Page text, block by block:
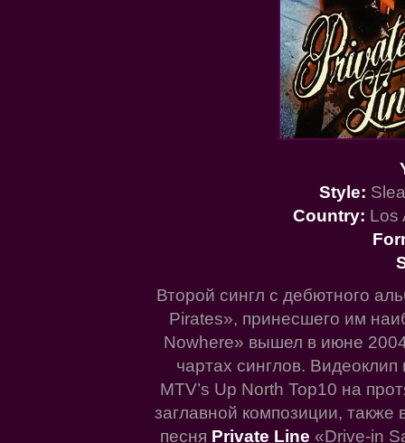
Style:
Country: Los
Второй сингл с дебютного
Pirates», принесшего им
Nowhere» вышел в июне
чартах синглов.
MTV’s Up North Top10 на
заглавной композиции,
песня Private Line «Drive-in